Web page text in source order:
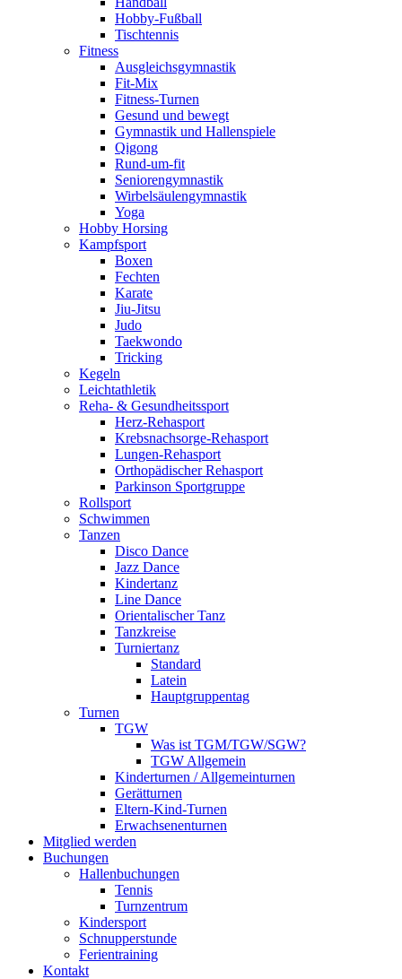
Hobby-Fußball
Tischtennis
Fitness
Ausgleichsgymnastik
Fit-Mix
Fitness-Turnen
Gesund und bewegt
Gymnastik und Hallenspiele
Qigong
Rund-um-fit
Seniorengymnastik
Wirbelsäulengymnastik
Yoga
Hobby Horsing
Kampfsport
Boxen
Fechten
Karate
Jiu-Jitsu
Judo
Taekwondo
Tricking
Kegeln
Leichtathletik
Reha- & Gesundheitssport
Herz-Rehasport
Krebsnachsorge-Rehasport
Lungen-Rehasport
Orthopädischer Rehasport
Parkinson Sportgruppe
Rollsport
Schwimmen
Tanzen
Disco Dance
Jazz Dance
Kindertanz
Line Dance
Orientalischer Tanz
Tanzkreise
Turniertanz
Standard
Latein
Hauptgruppentag
Turnen
TGW
Was ist TGM/TGW/SGW?
TGW Allgemein
Kinderturnen / Allgemeinturnen
Gerätturnen
Eltern-Kind-Turnen
Erwachsenenturnen
Mitglied werden
Buchungen
Hallenbuchungen
Tennis
Turnzentrum
Kindersport
Schnupperstunde
Ferientraining
Kontakt